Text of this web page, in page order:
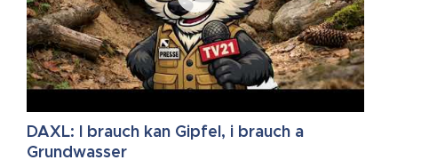
DAXL: I brauch kan Gipfel, i brauch a
Grundwasser